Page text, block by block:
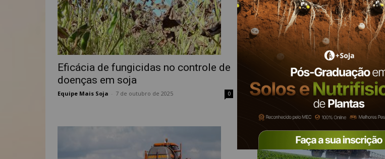
Eficácia de fungicidas no controle de
doenças em soja
Equipe Mais Soja 7 de outubro de 2025 0
Correto posicionamento de
fungicidas reduz perdas de
produtividade
22 de agosto de 2024